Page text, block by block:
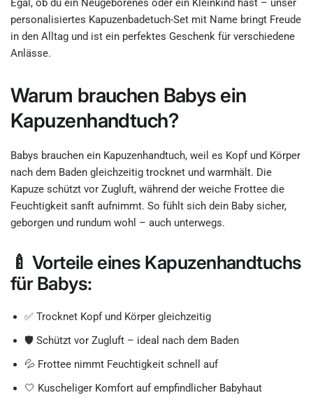
Egal, ob du ein Neugeborenes oder ein Kleinkind hast – unser
personalisiertes Kapuzenbadetuch-Set mit Name bringt Freude
in den Alltag und ist ein perfektes Geschenk für verschiedene
Anlässe.
Warum brauchen Babys ein
Kapuzenhandtuch?
Babys brauchen ein Kapuzenhandtuch, weil es Kopf und Körper
nach dem Baden gleichzeitig trocknet und warmhält. Die
Kapuze schützt vor Zugluft, während der weiche Frottee die
Feuchtigkeit sanft aufnimmt. So fühlt sich dein Baby sicher,
geborgen und rundum wohl – auch unterwegs.
🍼 Vorteile eines Kapuzenhandtuchs
für Babys:
✅ Trocknet Kopf und Körper gleichzeitig
🛡 Schützt vor Zugluft – ideal nach dem Baden
💦 Frottee nimmt Feuchtigkeit schnell auf
🤍 Kuscheliger Komfort auf empfindlicher Babyhaut